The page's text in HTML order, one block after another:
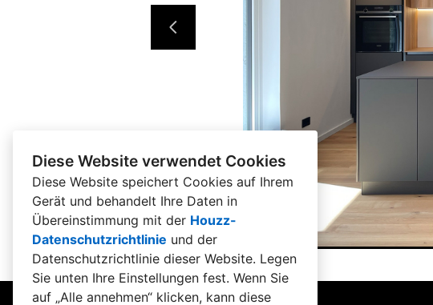
Diese Website verwendet Cookies
Diese Website speichert Cookies auf Ihrem
Gerät und behandelt Ihre Daten in
Übereinstimmung mit der Houzz-
Datenschutzrichtlinie und der
Datenschutzrichtlinie dieser Website. Legen
Sie unten Ihre Einstellungen fest. Wenn Sie
auf „Alle annehmen“ klicken, kann diese